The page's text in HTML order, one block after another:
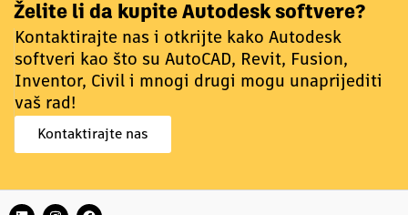
Želite li da kupite Autodesk softvere?
Kontaktirajte nas i otkrijte kako Autodesk
softveri kao što su AutoCAD, Revit, Fusion,
Inventor, Civil i mnogi drugi mogu unaprijediti
vaš rad!
Kontaktirajte nas